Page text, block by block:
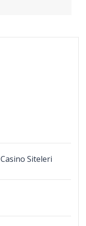
Siteleri